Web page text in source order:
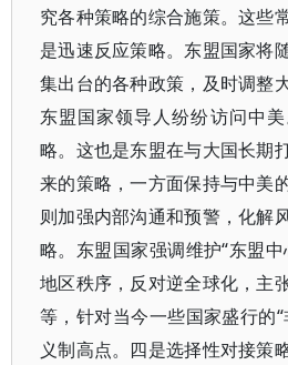
究各种策略的综合施策。这些
是迅速反应策略。东盟国家将
集出台的各种政策，及时调整
东盟国家领导人纷纷访问中
略。这也是东盟在与大国长期
来的策略，一方面保持与中美
则加强内部沟通和预警，化解
略。东盟国家强调维护“东盟
地区秩序，反对逆全球化，主
等，针对当今一些国家盛行的
义制高点。四是选择性对接策